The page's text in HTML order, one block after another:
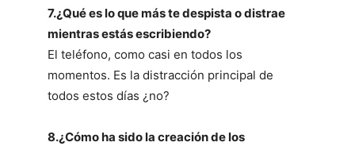
7.¿Qué es lo que más te despista o distrae
mientras estás escribiendo?
El teléfono, como casi en todos los
momentos. Es la distracción principal de
todos estos días ¿no?
8.¿Cómo ha sido la creación de los